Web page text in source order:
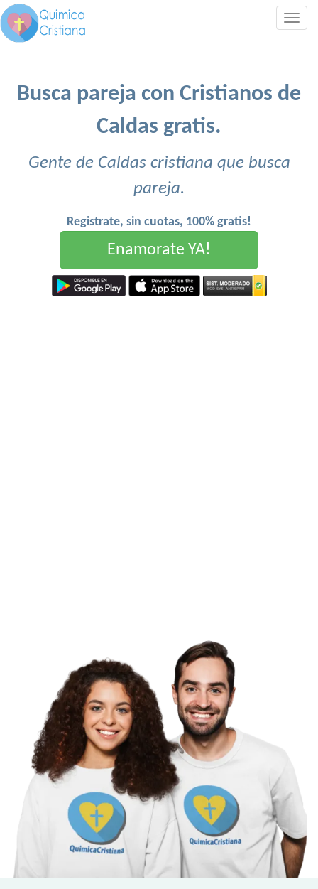
Busca pareja con Cristianos de
Caldas gratis.
Gente de Caldas cristiana que busca
pareja.
Registrate, sin cuotas, 100% gratis!
Enamorate YA!